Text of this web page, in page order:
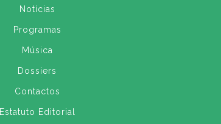
Notícias
Programas
Música
Dossiers
Contactos
Estatuto Editorial